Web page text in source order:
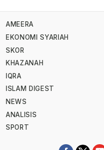
AMEERA
EKONOMI SYARIAH
SKOR
KHAZANAH
IQRA
ISLAM DIGEST
NEWS
ANALISIS
SPORT